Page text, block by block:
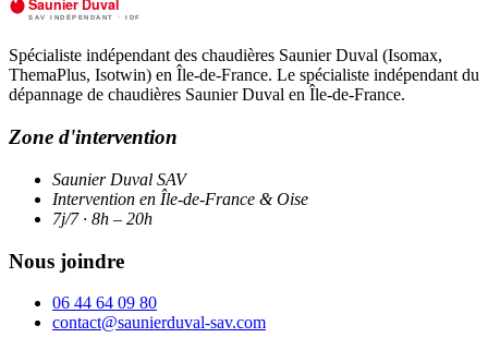
Spécialiste indépendant des chaudières Saunier Duval (Isomax,
ThemaPlus, Isotwin) en Île-de-France. Le spécialiste indépendant du
dépannage de chaudières Saunier Duval en Île-de-France.
Zone d'intervention
Saunier Duval SAV
Intervention en Île-de-France & Oise
7j/7 · 8h – 20h
Nous joindre
06 44 64 09 80
contact@saunierduval-sav.com